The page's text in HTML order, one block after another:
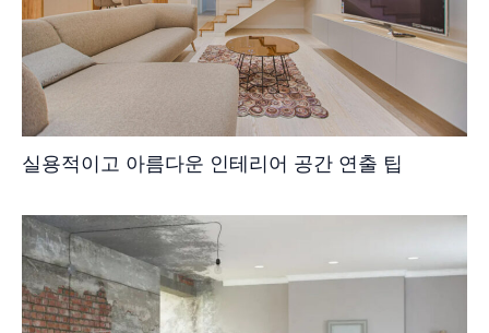
실용적이고 아름다운 인테리어 공간 연출 팁